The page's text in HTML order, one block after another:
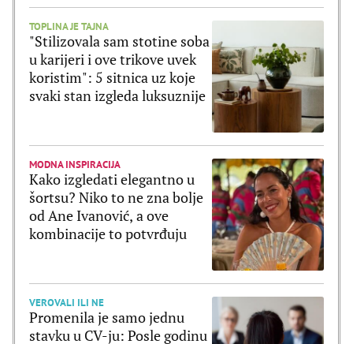
TOPLINA JE TAJNA
"Stilizovala sam stotine soba
u karijeri i ove trikove uvek
koristim": 5 sitnica uz koje
svaki stan izgleda luksuznije
MODNA INSPIRACIJA
Kako izgledati elegantno u
šortsu? Niko to ne zna bolje
od Ane Ivanović, a ove
kombinacije to potvrđuju
VEROVALI ILI NE
Promenila je samo jednu
stavku u CV-ju: Posle godinu